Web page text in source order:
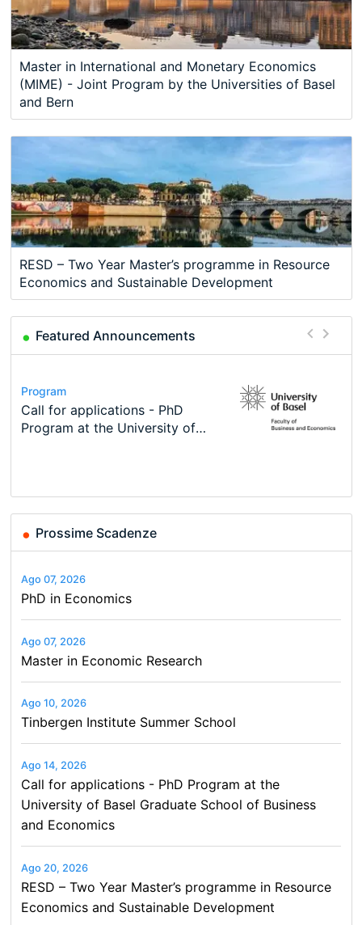
Master in International and Monetary Economics
(MIME) - Joint Program by the Universities of Basel
and Bern
RESD – Two Year Master’s programme in Resource
Economics and Sustainable Development
Featured Announcements
Conference
Modern Difference-in-Differences:
New Problems, New Solutions -…
Program
Call for applications - PhD
Program at the University of
Program
TEaM – Two year Master's
programme in Tourism Economics
Conference
48th RSEP International
Course
Oxford University Economics
Summer School
Job
Economic Analyst – Tax Modelling
Prossime Scadenze
Ago 07, 2026
PhD in Economics
Ago 07, 2026
Master in Economic Research
Ago 10, 2026
Tinbergen Institute Summer School
Ago 14, 2026
Call for applications - PhD Program at the
University of Basel Graduate School of Business
and Economics
Ago 20, 2026
RESD – Two Year Master’s programme in Resource
Economics and Sustainable Development